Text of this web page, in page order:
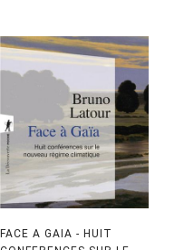
FACE A GAIA - HUIT